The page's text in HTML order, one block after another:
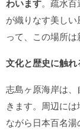
わいます。疏水
が織りなす美し
って、この場所は
文化と歴史に触れ
志島ヶ原海岸は
きます。周辺に
ながら日本百名